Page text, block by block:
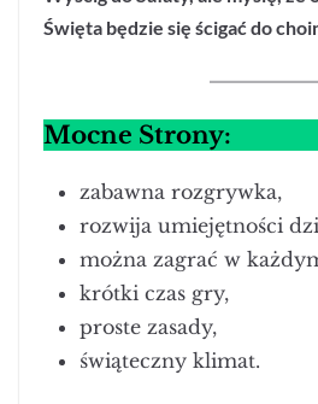
Święta będzie się ścigać do
Mocne Strony:
zabawna rozgrywka,
rozwija umiejętności
można zagrać w
krótki czas gry,
proste zasady,
świąteczny klimat.